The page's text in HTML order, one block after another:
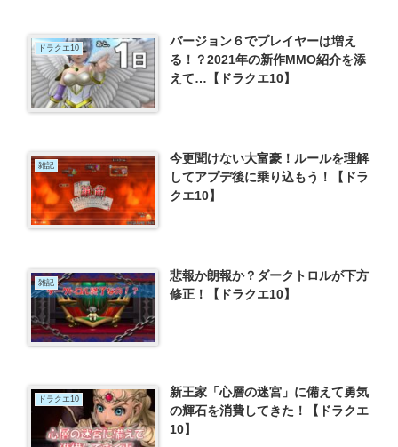
ドラクエ10
バージョン６でプレイヤーは増え
る！？2021年の新作MMO紹介を添
えて…【ドラクエ10】
雑記
今更聞けない大富豪！ルールを理解
してアプデ後に乗り込もう！【ドラ
クエ10】
雑記
悲報か朗報か？ダークトロルが下方
修正！【ドラクエ10】
ドラクエ10
新王家「心層の迷宮」に備えて勇気
の輝石を消費してきた！【ドラクエ
10】